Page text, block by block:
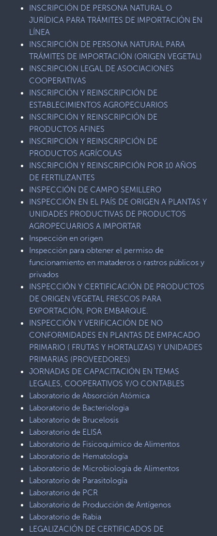
INSCRIPCIÓN DE PERSONA NATURAL O
JURÍDICA PARA TRÁMITES DE IMPORTACIÓN EN
LÍNEA
INSCRIPCIÓN DE PERSONA NATURAL PARA
TRÁMITES DE IMPORTACIÓN (ORIGEN VEGETAL)
INSCRIPCIÓN LEGAL DE ASOCIACIONES
COOPERATIVAS
INSCRIPCIÓN Y REINSCRIPCIÓN DE
ESTABLECIMIENTOS AGROPECUARIOS
INSCRIPCIÓN Y REINSCRIPCIÓN DE
PRODUCTOS AFINES
INSCRIPCIÓN Y REINSCRIPCIÓN DE
PRODUCTOS AGRÍCOLAS
INSCRIPCIÓN Y REINSCRIPCIÓN POR 10 AÑOS
DE FERTILIZANTES
INSPECCIÓN DE CAMPO SEMILLERO
INSPECCIÓN EN EL PAÍS DE ORIGEN A PLANTAS Y
UNIDADES PRODUCTIVAS DE PRODUCTOS
AGROPECUARIOS A IMPORTAR
Inspección en origen
Inspección para obtener el permiso de
funcionamiento en mataderos o rastros públicos y
privados
INSPECCIÓN Y CERTIFICACIÓN DE PRODUCTOS
DE ORIGEN VEGETAL FRESCOS PARA
EXPORTACIÓN, POR EMBARQUE.
INSPECCIÓN Y VERIFICACIÓN DE NO
CONFORMIDADES EN PLANTAS DE EMPACADO
PRIMARIO ( FRUTAS Y HORTALIZAS) Y UNIDADES
PRIMARIAS (PROVEEDORES)
JORNADAS DE CAPACITACIÓN EN TEMAS
LEGALES, COOPERATIVOS Y/O CONTABLES
Laboratorio de Absorción Atómica
Laboratorio de Bacteriologia
Laboratorio de Brucelosis
Laboratorio de ELISA
Laboratorio de Fisicoquímico de Alimentos
Laboratorio de Hematología
Laboratorio de Microbiología de Alimentos
Laboratorio de Parasitología
Laboratorio de PCR
Laboratorio de Producción de Antígenos
Laboratorio de Rabia
LEGALIZACIÓN DE CERTIFICADOS DE